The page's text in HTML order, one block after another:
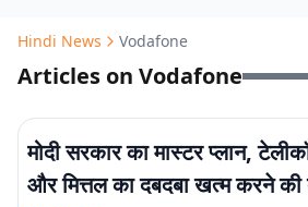
Hindi News Vodafone
Articles on Vodafone
मोदी सरकार का मास्टर प्लान,
और मित्तल का दबदबा खत्म करने की